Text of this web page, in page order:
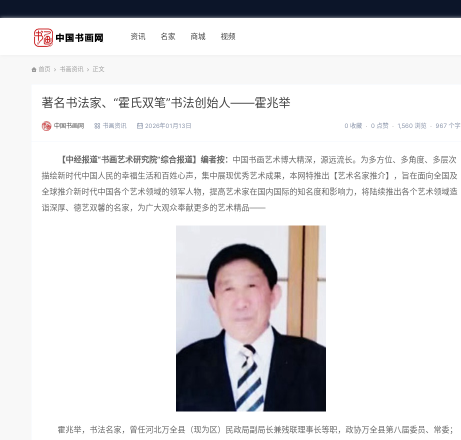
资讯 名家 商城 视频
首页 书画资讯 正文
著名书法家、“霍氏双笔”书法创始人——霍兆举
中国书画网 书画资讯 2026年01月13日 0 收藏 0 点赞 1,560 浏览 967 个字
【中经报道“书画艺术研究院”综合报道】 编者按： 中国书画艺术博大精深，源远流长。为多方位、多角度、多层次
描绘新时代中国人民的幸福生活和百姓心声，集中展现优秀艺术成果，本网特推出【艺术名家推介】，旨在面向全国及
全球推介新时代中国各个艺术领域的领军人物，提高艺术家在国内国际的知名度和影响力，将陆续推出各个艺术领域造
诣深厚、德艺双馨的名家，为广大观众奉献更多的艺术精品——
霍兆举，书法名家，曾任河北万全县（现为区）民政局副局长兼残联理事长等职，政协万全县第八届委员、常委；